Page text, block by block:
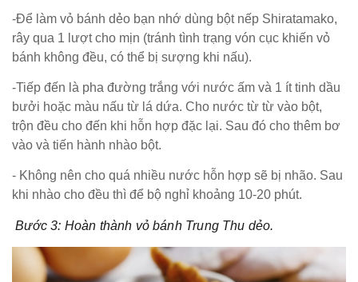
-Để làm vỏ bánh dẻo bạn nhớ dùng bột nếp Shiratamako,
rây qua 1 lượt cho mịn (tránh tình trạng vón cục khiến vỏ
bánh không đều, có thể bị sượng khi nấu).
-Tiếp đến là pha đường trắng với nước ấm và 1 ít tinh dầu
bưởi hoặc màu nấu từ lá dứa. Cho nước từ từ vào bột,
trộn đều cho đến khi hỗn hợp đặc lại. Sau đó cho thêm bơ
vào và tiến hành nhào bột.
- Không nên cho quá nhiều nước hỗn hợp sẽ bị nhão. Sau
khi nhào cho đều thì để bộ nghỉ khoảng 10-20 phút.
​ Bước 3: Hoàn thành vỏ bánh Trung Thu dẻo.